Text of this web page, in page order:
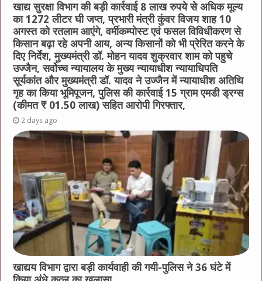
खाद्य सुरक्षा विभाग की बड़ी कार्रवाई 8 लाख रुपये से अधिक मूल्य
का 1272 लीटर घी जप्त, प्रभारी मंत्री कुंवर विजय शाह 10
अगस्त को रतलाम आएंगे, वर्मीकम्पोस्ट एवं फसल विविधीकरण से
किसान बढ़ा रहे अपनी आय, अन्य किसानों को भी प्रेरित करने के
दिए निर्देश, मुख्यमंत्री डॉ. मोहन यादव शुक्रवार शाम को पहुचे
उज्जैन, सर्वोच्च न्यायालय के मुख्‍य न्‍यायाधीश न्यायाधिपति
सूर्यकांत और मुख्यमंत्री डॉ. यादव ने उज्जैन में न्यायाधीश अतिथि
गृह का किया भूमिपूजन, पुलिस की कार्रवाई 15 ग्राम एमडी ड्रग्स
(कीमत ₹ 01.50 लाख) सहित आरोपी गिरफ्तार,
2 days ago
खाद्यय विभाग द्वारा बड़ी कार्यवाही की गयी-पुलिस ने 36 घंटे में